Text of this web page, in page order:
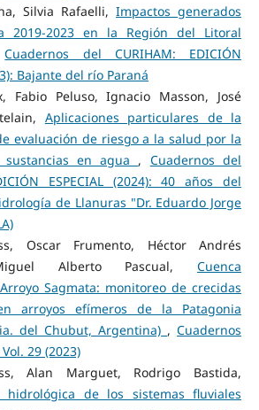
Silvia Rafaelli,Impactos generados
2019-2023 en la Región del Litoral
Cuadernos del CURIHAM: EDICIÓN
Bajante del río Paraná
Fabio Peluso, Ignacio Masson, José
Aplicaciones particulares de la
evaluación de riesgo a la salud por la
en agua , Cuadernos del
ESPECIAL (2024): 40 años del
de Llanuras "Dr. Eduardo Jorge
Oscar Frumento, Héctor Andrés
Alberto Pascual,Cuenca
Sagmata: monitoreo de crecidas
arroyos efímeros de la Patagonia
del Chubut, Argentina) ,Cuadernos
29 (2023)
Alan Marguet, Rodrigo Bastida,
hidrológica de los sistemas fluviales